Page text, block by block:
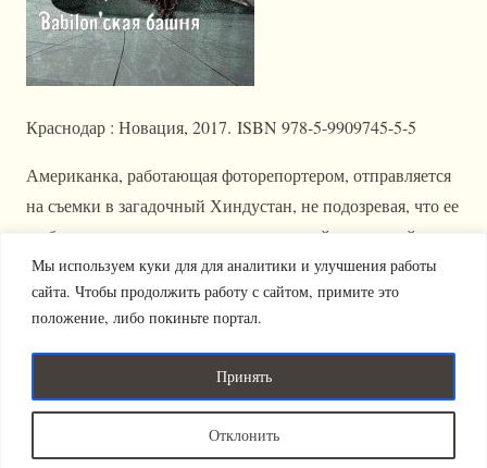
Мы используем куки для для аналитики и улучшения работы
сайта. Чтобы продолжить работу с сайтом, примите это
положение, либо покиньте портал.
Отклонить
Принять
Краснодар : Новация, 2017. ISBN 978-5-9909745-5-5
Американка, работающая фоторепортером, отправляется
на съемки в загадочный Хиндустан, не подозревая, что ее
любопытство, категоричность суждений и упрямый
характер превратят эту дорогу в путешествие длиною в
жизнь, на которой смешаются миры и века, любовь и
смерть, демоны, варвары и радужные миражи
Параллельных миров… Настоящая Вавилонская башня.
Издательство "Новация" 2011-2025 (с).
Все права защищены.
конфиденциальности